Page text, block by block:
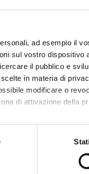
ad esempio il
sul vostro dispositivo
il pubblico e
in materia di
modificare o
di attivazione della
con
Professore associato